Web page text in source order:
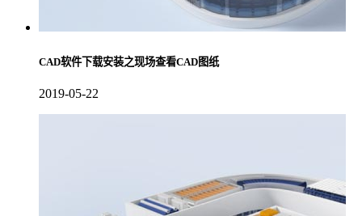
CAD软件下载安装之现场查看CAD图纸
2019-05-22